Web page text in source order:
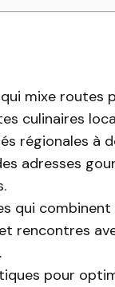
mixe routes
culinaires
régionales à
adresses
qui combinent
rencontres
pour